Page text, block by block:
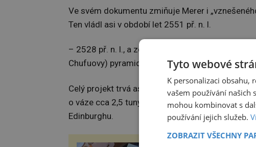
Ve svém dokumentu zmiňuje Merer i
Ten vládl asi v období let 2551 př. n. l.
– 2528 př. n. l., a zcela poprvé se dozvídáme, že
Chufuovy) pyramidy, nejstarší a největší v Gíze.
Celý projekt trvá asi 23 let, během kterých
o váze cca 2,5 tuny. Jeden z takových bloků
Edinburghu.
Tyto webové
K personalizaci obsahu,
vašem používání našich
mohou kombinovat s
používání jejich služeb.
ZOBRAZIT VŠECHNY